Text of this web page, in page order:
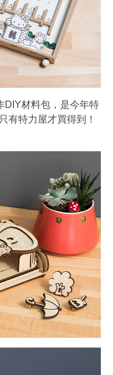
DIY材料包，是今年特
有特力屋才買得到！